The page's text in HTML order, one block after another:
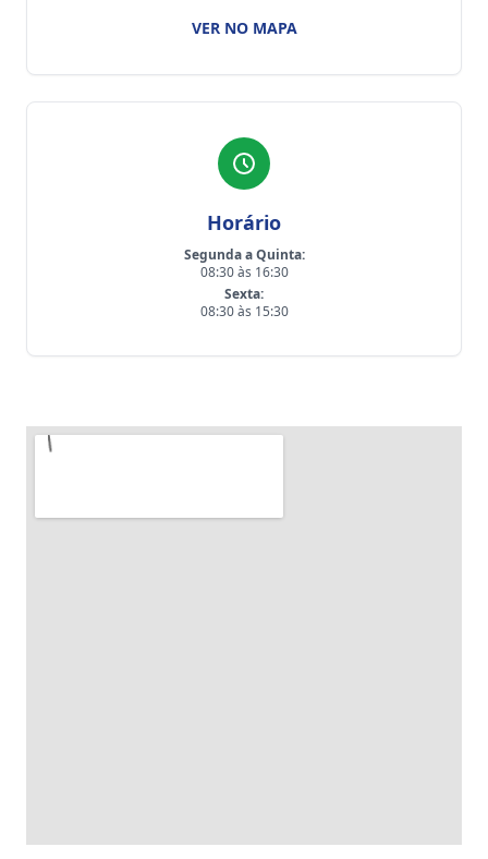
VER NO MAPA
Horário
Segunda a Quinta:
08:30 às 16:30
Sexta:
08:30 às 15:30